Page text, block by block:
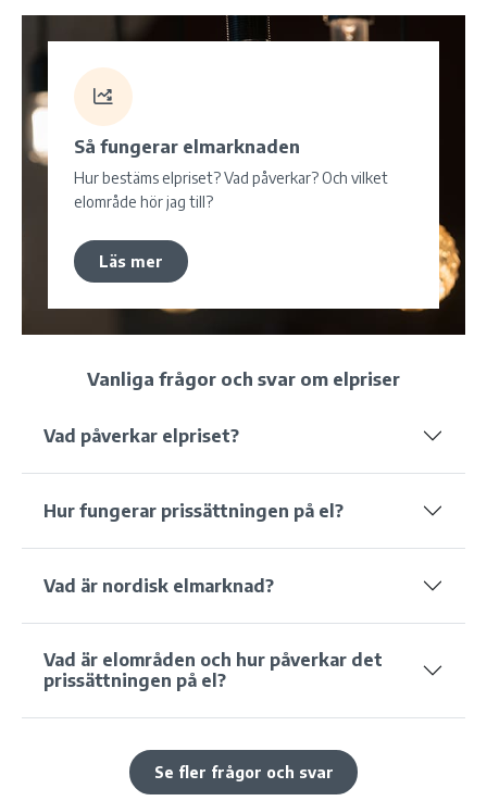
Så fungerar elmarknaden
Hur bestäms elpriset? Vad påverkar? Och vilket
elområde hör jag till?
Läs mer
Vanliga frågor och svar om elpriser
Vad påverkar elpriset?
Hur fungerar prissättningen på el?
Vad är nordisk elmarknad?
Vad är elområden och hur påverkar det
prissättningen på el?
Se fler frågor och svar